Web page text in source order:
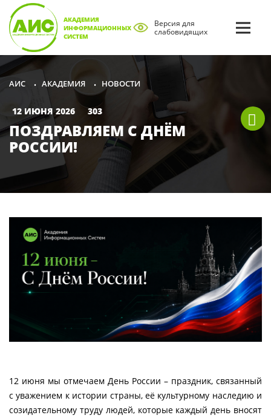
АКАДЕМИЯ
ИНФОРМАЦИОННЫХ
СИСТЕМ
Версия для
слабовидящих
АИС • АКАДЕМИЯ • НОВОСТИ
12 ИЮНЯ 2026 303
ПОЗДРАВЛЯЕМ С ДНЁМ
РОССИИ!
12 июня мы отмечаем День России – праздник, связанный
с уважением к истории страны, её культурному наследию и
созидательному труду людей, которые каждый день вносят